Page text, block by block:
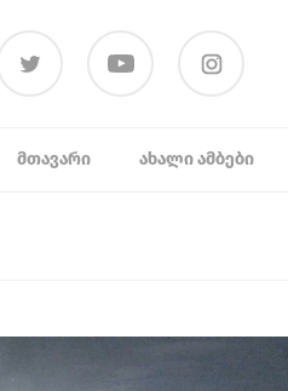
ᲛᲗᲐᲕᲐᲠᲘ ᲐᲮᲐᲚᲘ ᲐᲛᲑᲔᲑᲘ